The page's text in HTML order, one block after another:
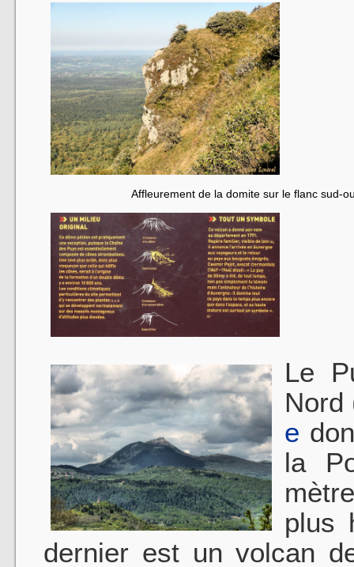
Affleurement de la domite sur le flanc sud-
Le
e
la
plus
dernier est un volcan